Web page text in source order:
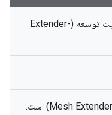
این دستگاه، یک دستگاه با قابلیت توسعه (Extender-